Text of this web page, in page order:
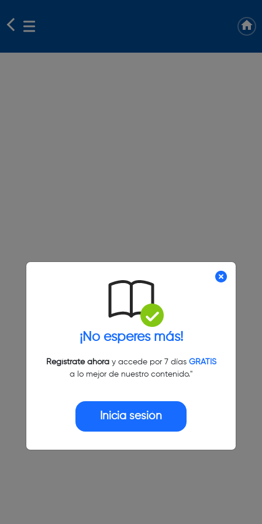
¡No esperes más!
Regístrate ahoray accede por 7 días GRATIS
a lo mejor de nuestro contenido."
Inicia sesión